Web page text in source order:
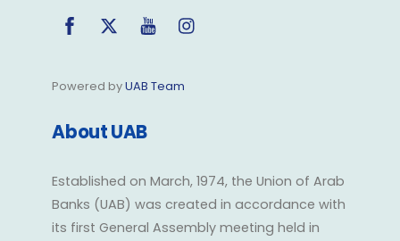
FacebookTwitter YouTube
Powered byUAB Team
About UAB
Established on March, 1974, the Union of Arab
Banks (UAB) was created in accordance with
its first General Assembly meeting held in